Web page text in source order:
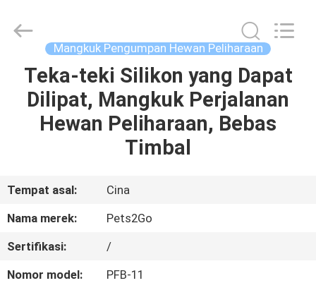
RUMAH
PRODUK
KAMI
PABRIK
Pets2Go
Trading
Mangkuk Pengumpan Hewan Peliharaan
Teka-teki Silikon yang Dapat
Dilipat, Mangkuk Perjalanan
Hewan Peliharaan, Bebas
Timbal
Tempat asal:
Cina
Nama merek:
Pets2Go
Sertifikasi:
/
Nomor model:
PFB-11